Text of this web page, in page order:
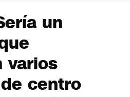
un
varios
centro